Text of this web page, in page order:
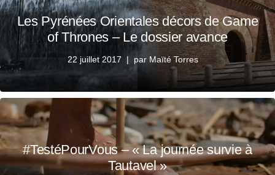
Les Pyrénées Orientales décors de Game
of Thrones – Le dossier avance
22 juillet 2017 par Maïté Torres
#TestéPourVous – « La journée survie à
Tautavel »